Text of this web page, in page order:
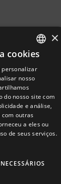
Conflitos de
PORTUGUESE
ENGLISH
SPANISH
×
cookies
personalizar
nosso
do nosso site com
e análise,
outras
a eles ou
de seus serviços.